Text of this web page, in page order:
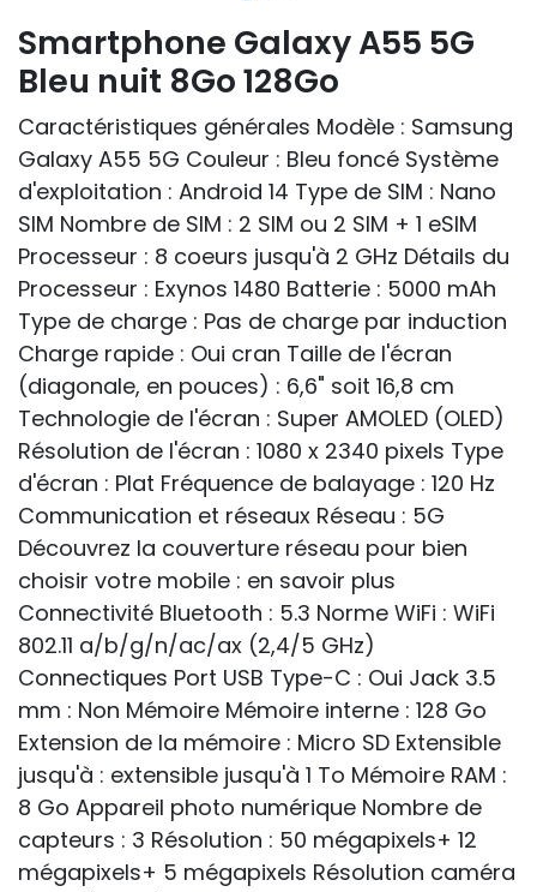
Smartphone Galaxy A55 5G
Bleu nuit 8Go 128Go
Caractéristiques générales Modèle : Samsung
Galaxy A55 5G Couleur : Bleu foncé Système
d'exploitation : Android 14 Type de SIM : Nano
SIM Nombre de SIM : 2 SIM ou 2 SIM + 1 eSIM
Processeur : 8 coeurs jusqu'à 2 GHz Détails du
Processeur : Exynos 1480 Batterie : 5000 mAh
Type de charge : Pas de charge par induction
Charge rapide : Oui cran Taille de l'écran
(diagonale, en pouces) : 6,6" soit 16,8 cm
Technologie de l'écran : Super AMOLED (OLED)
Résolution de l'écran : 1080 x 2340 pixels Type
d'écran : Plat Fréquence de balayage : 120 Hz
Communication et réseaux Réseau : 5G
Découvrez la couverture réseau pour bien
choisir votre mobile : en savoir plus
Connectivité Bluetooth : 5.3 Norme WiFi : WiFi
802.11 a/b/g/n/ac/ax (2,4/5 GHz)
Connectiques Port USB Type-C : Oui Jack 3.5
mm : Non Mémoire Mémoire interne : 128 Go
Extension de la mémoire : Micro SD Extensible
jusqu'à : extensible jusqu'à 1 To Mémoire RAM :
8 Go Appareil photo numérique Nombre de
capteurs : 3 Résolution : 50 mégapixels+ 12
mégapixels+ 5 mégapixels Résolution caméra